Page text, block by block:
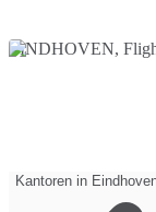
EINDHOVEN,
Kantoren in